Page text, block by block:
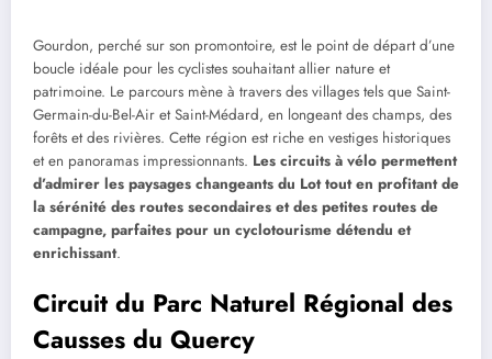
Gourdon, perché sur son promontoire, est le point de départ d’une
boucle idéale pour les cyclistes souhaitant allier nature et
patrimoine. Le parcours mène à travers des villages tels que Saint-
Germain-du-Bel-Air et Saint-Médard, en longeant des champs, des
forêts et des rivières. Cette région est riche en vestiges historiques
et en panoramas impressionnants. Les circuits à vélo permettent
d’admirer les paysages changeants du Lot tout en profitant de
la sérénité des routes secondaires et des petites routes de
campagne, parfaites pour un cyclotourisme détendu et
enrichissant.
Circuit du Parc Naturel Régional des
Causses du Quercy